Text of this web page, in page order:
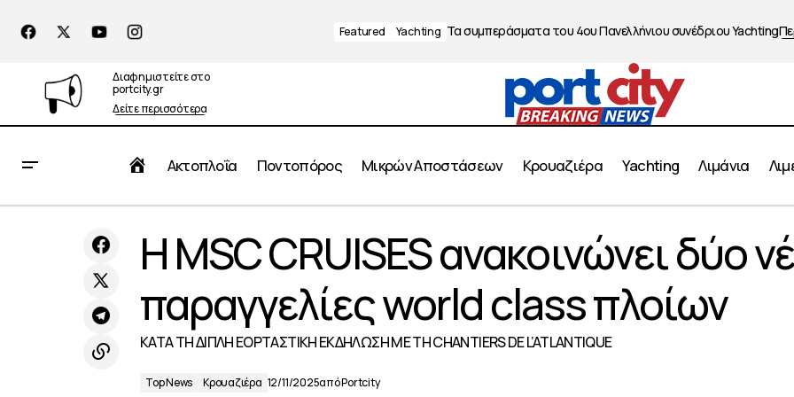
Featured Yachting Τα συμπεράσματα του 4ου Πανελλήνιου συνέδριου Yachting
Διαφημιστείτε στο
portcity.gr
Δείτε περισσότερα
Αρχική
Ακτοπλοΐα Ποντοπόρος Μικρών Αποστάσεων Κρουαζιέρα Yachting Λιμάνια
Η MSC CRUISES ανακοινώνει δύο νέες παραγγελίες
Η MSC CRUISES ανακοινώνει δύο
παραγγελίες world class πλοίων
ΚΑΤΑ ΤΗ ΔΙΠΛΗ ΕΟΡΤΑΣΤΙΚΗ ΕΚΔΗΛΩΣΗ ΜΕ ΤΗ CHANTIERS DE L’ATLANTIQUE
Top News Κρουαζιέρα 12/11/2025απόPortcity